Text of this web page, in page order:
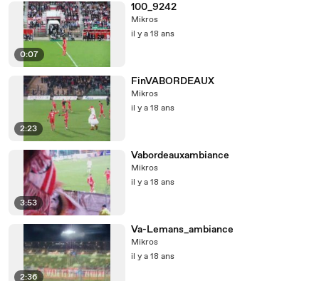
0:07
100_9242
Mikros
il y a 18 ans
2:23
FinVABORDEAUX
Mikros
il y a 18 ans
3:53
Vabordeauxambiance
Mikros
il y a 18 ans
2:36
Va-Lemans_ambiance
Mikros
il y a 18 ans